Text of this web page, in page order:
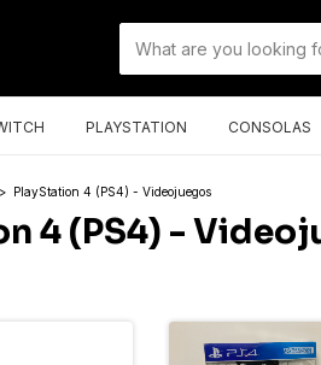
PLAYSTATION CONSOLAS
> PlayStation 4 (PS4) - Videojuegos
4 (PS4) -